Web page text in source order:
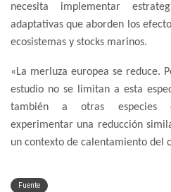
necesita implementar
adaptativas que aborden los
ecosistemas y stocks marinos.
«La merluza europea se reduce.
estudio no se limitan a esta
también a otras especies
experimentar una reducción
un contexto de calentamiento del
Fuente